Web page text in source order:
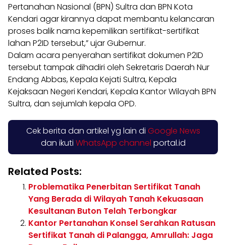
Pertanahan Nasional (BPN) Sultra dan BPN Kota
Kendari agar kirannya dapat membantu kelancaran
proses balik nama kepemilikan sertifikat-sertifikat
lahan P2ID tersebut,” ujar Gubernur.
Dalam acara penyerahan sertifikat dokumen P2ID
tersebut tampak dihadiri oleh Sekretaris Daerah Nur
Endang Abbas, Kepala Kejati Sultra, Kepala
Kejaksaan Negeri Kendari, Kepala Kantor Wilayah BPN
Sultra, dan sejumlah kepala OPD.
Cek berita dan artikel yg lain di Google News
dan ikuti WhatsApp channel portal.id
Related Posts:
Problematika Penerbitan Sertifikat Tanah
Yang Berada di Wilayah Tanah Kekuasaan
Kesultanan Buton Telah Terbongkar
Kantor Pertanahan Konsel Serahkan Ratusan
Sertifikat Tanah di Palangga, Amrullah: Jaga